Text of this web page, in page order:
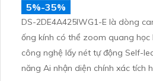
5%-35%
DS-2DE4A425IWG1-E là dòng
ống kính có thể zoom quang học
công nghệ lấy nét tự động Self-
năng Ai nhận diện chính xác tích